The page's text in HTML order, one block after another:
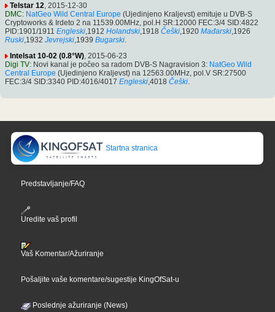
Telstar 12, 2015-12-30
DMC: NatGeo Wild Central Europe (Ujedinjeno Kraljevst) emituje u DVB-S
Cryptoworks & Irdeto 2 na 11539.00MHz, pol.H SR:12000 FEC:3/4 SID:4822
PID:1901/1911 Engleski,1912 Holandski,1918 Češki,1920 Mađarski,1926
Ruski,1932 Jevrejski,1939 Bugarski.
Intelsat 10-02 (0.8°W), 2015-06-23
Digi TV: Novi kanal je počeo sa radom DVB-S Nagravision 3: NatGeo Wild
Central Europe (Ujedinjeno Kraljevst) na 12563.00MHz, pol.V SR:27500
FEC:3/4 SID:3340 PID:4016/4017 Engleski,4018 Češki.
Startna stranica
Predstavljanje/FAQ
Uredite vaš profil
Vaš Komentar/Ažuriranje
Pošaljite vaše komentare/sugestije KingOfSat-u
Poslednje ažuriranje (News)